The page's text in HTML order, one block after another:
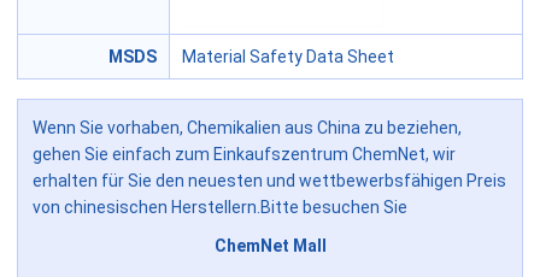
MSDS Material Safety Data Sheet
Wenn Sie vorhaben, Chemikalien aus China zu beziehen,
gehen Sie einfach zum Einkaufszentrum ChemNet, wir
erhalten für Sie den neuesten und wettbewerbsfähigen Preis
von chinesischen Herstellern.Bitte besuchen Sie
ChemNet Mall